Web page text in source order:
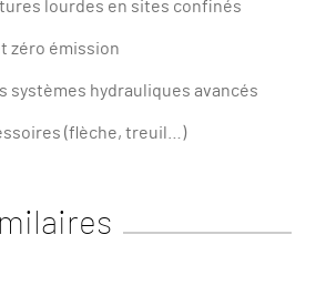
lourdes en sites confinés
zéro émission
systèmes hydrauliques avancés
(flèche, treuil…)